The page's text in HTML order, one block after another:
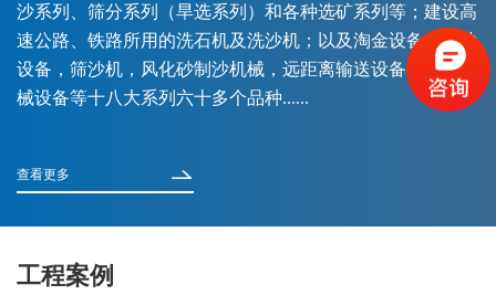
沙系列、筛分系列（旱选系列）和各种选矿系列等；建设高
速公路、铁路所用的洗石机及洗沙机；以及淘金设备，运沙
设备，筛沙机，风化砂制沙机械，远距离输送设备，异型机
械设备等十八大系列六十多个品种......
查看更多
工程案例